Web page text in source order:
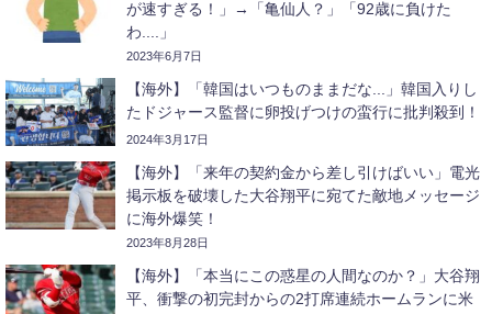
が速すぎる！」→「亀仙人？」「92歳に負けた
わ....」
2023年6月7日
【海外】「韓国はいつものままだな...」韓国入りし
たドジャース監督に卵投げつけの蛮行に批判殺到！
2024年3月17日
【海外】「来年の契約金から差し引けばいい」電光
掲示板を破壊した大谷翔平に宛てた敵地メッセージ
に海外爆笑！
2023年8月28日
【海外】「本当にこの惑星の人間なのか？」大谷翔
平、衝撃の初完封からの2打席連続ホームランに米